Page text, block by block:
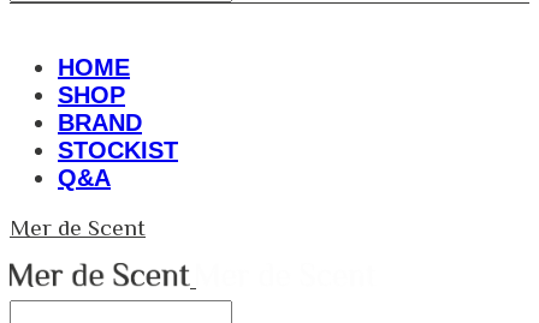
HOME
SHOP
BRAND
STOCKIST
Q&A
Mer de Scent